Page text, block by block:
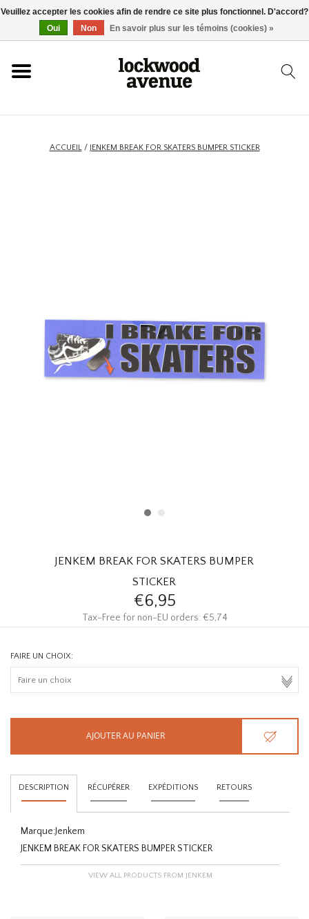
ACCUEIL
NOUVEAU
HOMEWARE
ACCUEIL/ JENKEM BREAK FOR SKATERS BUMPER STICKER
JENKEM BREAK FOR SKATERS BUMPER
STICKER
€6,95
Tax-Free for non-EU orders: €5,74
FAIRE UN CHOIX:
AJOUTER AU PANIER
DESCRIPTION RÉCUPÉRER EXPÉDITIONS RETOURS
Marque:Jenkem
JENKEM BREAK FOR SKATERS BUMPER STICKER
VIEW ALL PRODUCTS FROM JENKEM
Veuillez accepter les cookies afin de rendre ce site plus fonctionnel. D'accord?
Oui
Non En savoir plus sur les témoins (cookies) »